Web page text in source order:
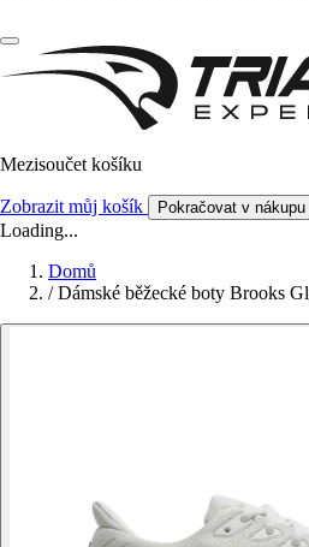
Mezisoučet košíku
Zobrazit můj košík Pokračovat v nákupu
Loading...
Domů
/ Dámské běžecké boty Brooks